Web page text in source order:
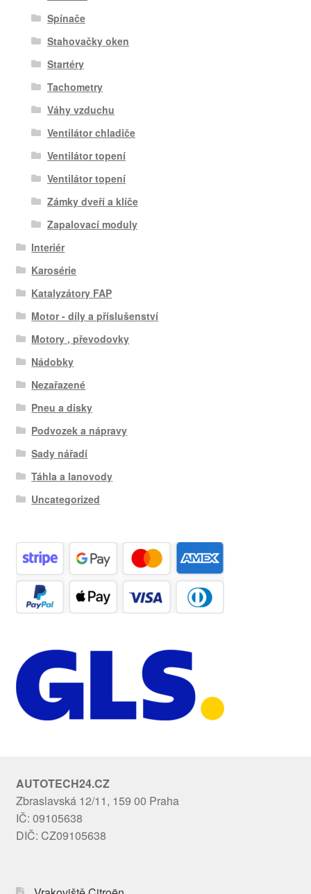
Spínače
Stahovačky oken
Startéry
Tachometry
Váhy vzduchu
Ventilátor chladiče
Ventilátor topení
Ventilátor topení
Zámky dveří a klíče
Zapalovací moduly
Interiér
Karosérie
Katalyzátory FAP
Motor - díly a příslušenství
Motory , převodovky
Nádobky
Nezařazené
Pneu a disky
Podvozek a nápravy
Sady nářadí
Táhla a lanovody
Uncategorized
AUTOTECH24.CZ
Zbraslavská 12/11, 159 00 Praha
IČ: 09105638
DIČ: CZ09105638